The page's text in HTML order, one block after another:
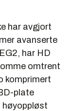
har avgjort
avanserte
har HD
omtrent
komprimert
plate
høyoppløst